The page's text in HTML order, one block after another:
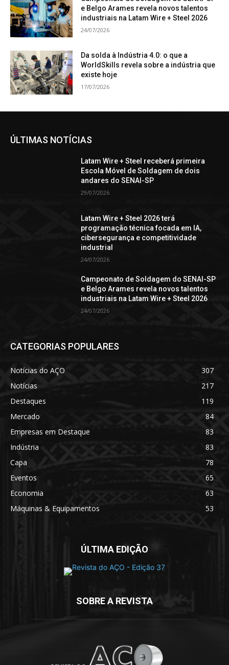
e Belgo Arames revela novos talentos
industriais na Latam Wire + Steel 2026
24/07/2026
Da solda à Indústria 4.0: o que a
WorldSkills revela sobre a indústria que
existe hoje
17/07/2026
ÚLTIMAS NOTÍCIAS
Latam Wire + Steel receberá primeira
Escola Móvel de Soldagem de dois
andares do SENAI-SP
29/07/2026
Latam Wire + Steel 2026 terá
programação técnica focada em IA,
cibersegurança e competitividade
industrial
24/07/2026
Campeonato de Soldagem do SENAI-SP
e Belgo Arames revela novos talentos
industriais na Latam Wire + Steel 2026
24/07/2026
CATEGORIAS POPULARES
Notícias do AÇO
307
Notícias
217
Destaques
119
Mercado
84
Empresas em Destaque
83
Indústria
83
Capa
78
Eventos
65
Economia
63
Máquinas & Equipamentos
53
ÚLTIMA EDIÇÃO
SOBRE A REVISTA